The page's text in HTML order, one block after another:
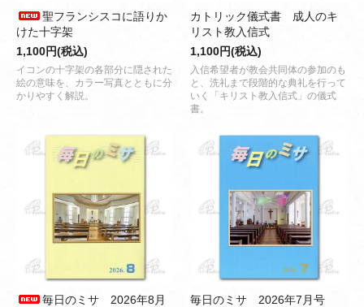
聖フランシスコに語りか
けた十字架
1,100円(税込)
イコンの十字架の各部分に隠された
絵の意味を、カラー写真とともに分
かりやすく解説。
カトリック儀式書 成人のキ
リスト教入信式
1,100円(税込)
入信希望者が教会共同体の参加のも
と、洗礼まで段階的な典礼を行って
いく「キリスト教入信式」の儀式
書。
毎日のミサ 2026年8月
毎日のミサ 2026年7月号